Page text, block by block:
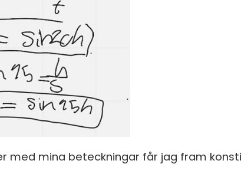
med mina beteckningar får jag fram